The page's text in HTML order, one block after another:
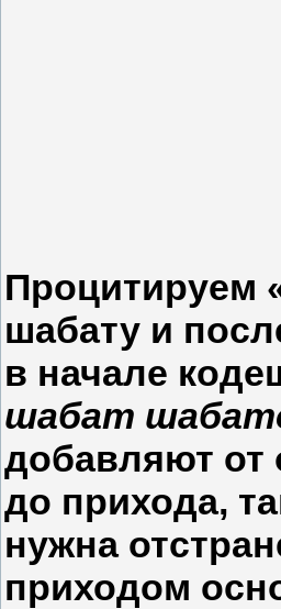
Процитируем
шабату и
в начале
шабат
добавляют от
до прихода,
нужна
приходом